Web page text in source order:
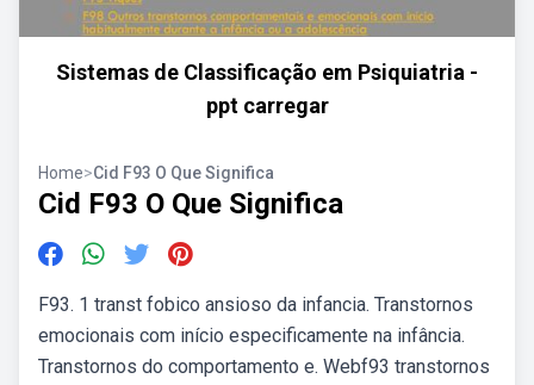
Sistemas de Classificação em Psiquiatria -
ppt carregar
Home>Cid F93 O Que Significa
Cid F93 O Que Significa
F93. 1 transt fobico ansioso da infancia. Transtornos
emocionais com início especificamente na infância.
Transtornos do comportamento e. Webf93 transtornos